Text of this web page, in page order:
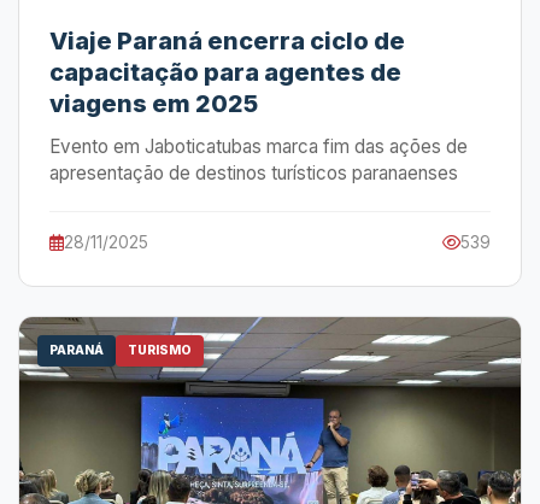
Viaje Paraná encerra ciclo de
capacitação para agentes de
viagens em 2025
Evento em Jaboticatubas marca fim das ações de
apresentação de destinos turísticos paranaenses
28/11/2025 539
PARANÁ TURISMO